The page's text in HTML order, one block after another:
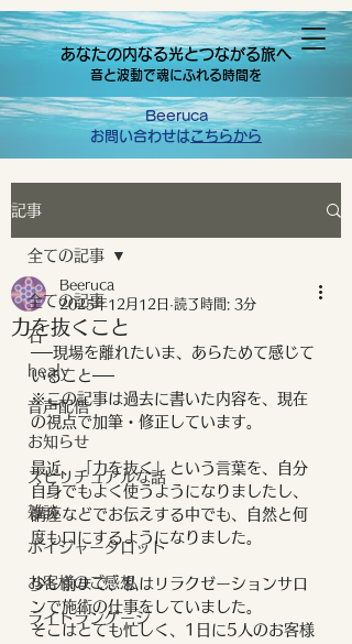
あなたの内なる光とつながる旅へ
音と波動で魂にふれる時間を
Beeruca
お問い合わせはこちらから
記事
全ての記事
石
healy
音声配信
お知らせ
スピリチュアルな話
雑談
ボイジャータロット
お客様のご感想
ライトランゲージ
全ての記事
力を抜くこと
Beeruca
2025年12月12日 読了時間: 3分
──現場を離れたいま、あらためて感じて
いること──
※この記事は過去に書いた内容を、現在
の視点で加筆・修正しています。
最近、「力を抜く」という言葉を、自分
自身でもよく使うようになりましたし、
講座などでお伝えする中でも、自然と何
度も口にするようになりました。
少し前まで、私はリラクゼーションサロ
ンで施術の仕事をしていました。
そこはとても忙しく、1日に5人のお客様